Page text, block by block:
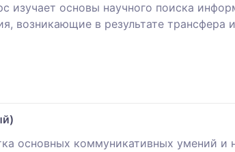
изучает основы научного поиска
возникающие в результате трансфера
основных коммуникативных умений